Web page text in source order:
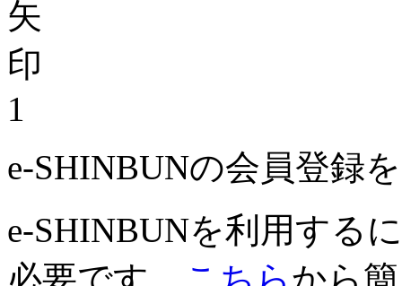
1
e-SHINBUNの会員登録
e-SHINBUNを利用する
必要です。 こちらから